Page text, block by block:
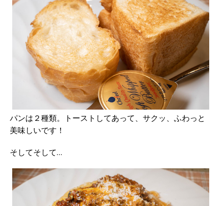
パンは２種類。トーストしてあって、サクッ、ふわっと
美味しいです！
そしてそして…